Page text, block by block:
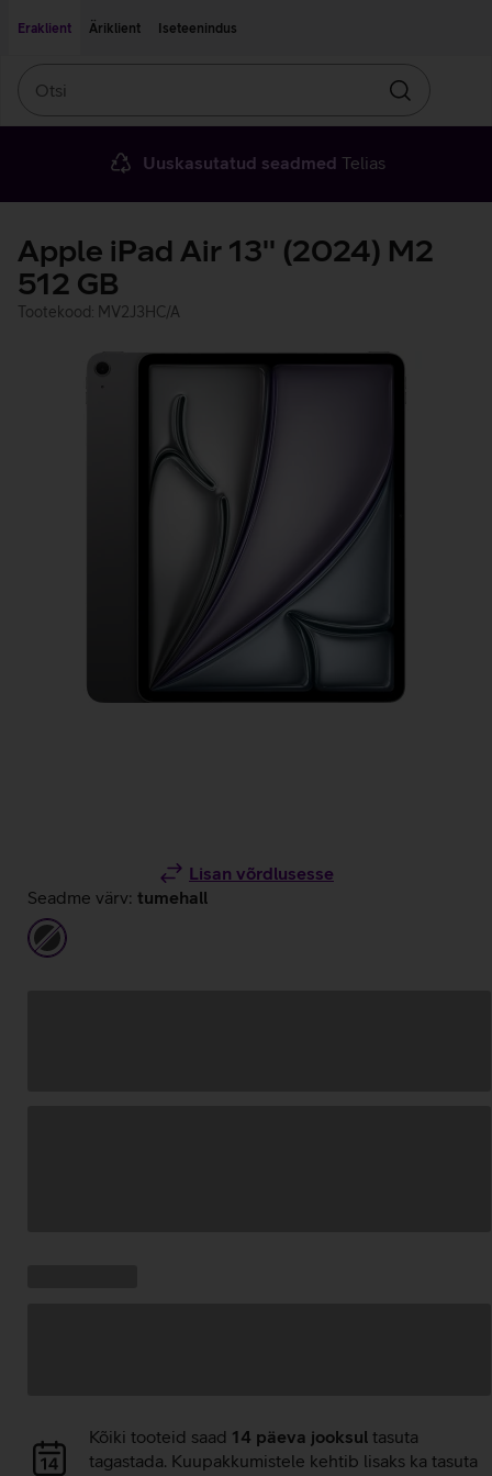
Eraklient
Äriklient Iseteenindus
Otsin
Uuskasutatud seadmed Telias
Apple iPad Air 13'' (2024) M2
512 GB
Tootekood: MV2J3HC/A
Lisan võrdlusesse
Seadme värv: tumehall
tumehall
Andmete
laadimine
Kõiki tooteid saad 14 päeva jooksul tasuta
tagastada. Kuupakkumistele kehtib lisaks ka tasuta